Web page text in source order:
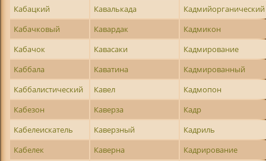
Кабацкий
Кавалькада
Кадмийорганический
Кабачковый
Кавардак
Кадмикон
Кабачок
Кавасаки
Кадмирование
Каббала
Каватина
Кадмированный
Каббалистический
Кавел
Кадмопон
Кабезон
Каверза
Кадр
Кабелеискатель
Каверзный
Кадриль
Кабелек
Каверна Кадрирование